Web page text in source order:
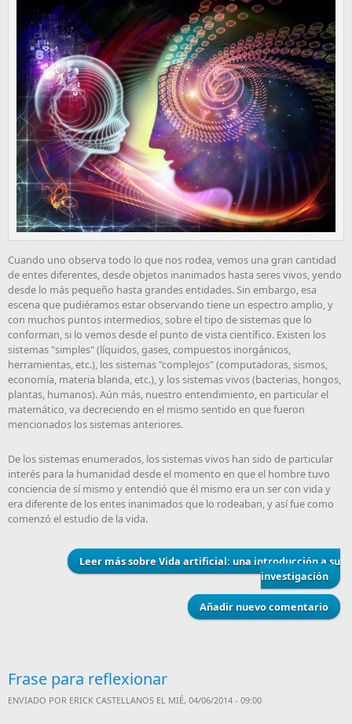
Cuando uno observa todo lo que nos rodea, vemos una gran cantidad
de entes diferentes, desde objetos inanimados hasta seres vivos, yendo
desde lo más pequeño hasta grandes entidades. Sin embargo, esa
escena que pudiéramos estar observando tiene un espectro amplio, y
con muchos puntos intermedios, sobre el tipo de sistemas que lo
conforman, si lo vemos desde el punto de vista científico. Existen los
sistemas "simples" (líquidos, gases, compuestos inorgánicos,
herramientas, etc.), los sistemas "complejos" (computadoras, sismos,
economía, materia blanda, etc.), y los sistemas vivos (bacterias, hongos,
plantas, humanos). Aún más, nuestro entendimiento, en particular el
matemático, va decreciendo en el mismo sentido en que fueron
mencionados los sistemas anteriores.
De los sistemas enumerados, los sistemas vivos han sido de particular
interés para la humanidad desde el momento en que el hombre tuvo
conciencia de sí mismo y entendió que él mismo era un ser con vida y
era diferente de los entes inanimados que lo rodeaban, y así fue como
comenzó el estudio de la vida.
Leer mássobre Vida artificial: una introducción a su
investigación
Añadir nuevo comentario
Frase para reflexionar
ENVIADO POR ERICK CASTELLANOS EL MIÉ, 04/06/2014 - 09:00